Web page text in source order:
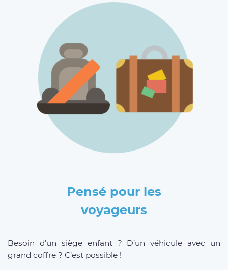
Pensé pour les
voyageurs
Besoin d’un siège enfant ? D’un véhicule avec un
grand coffre ? C’est possible !